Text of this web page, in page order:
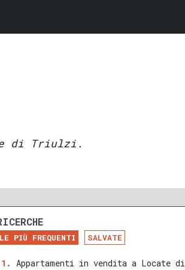
di Triulzi.
LE PIÙ FREQUENTI SALVATE
Appartamenti in vendita a Locate di